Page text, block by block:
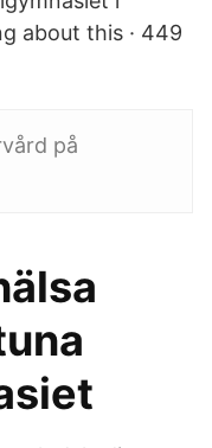
about this · 449
på